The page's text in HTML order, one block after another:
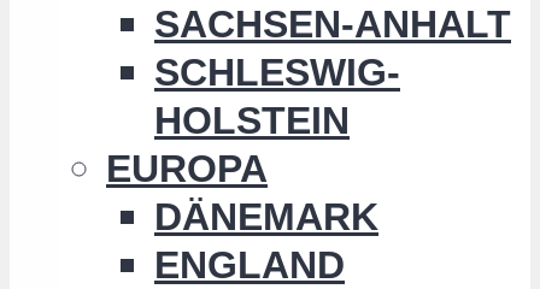
SACHSEN-ANHALT
SCHLESWIG-
HOLSTEIN
EUROPA
DÄNEMARK
ENGLAND